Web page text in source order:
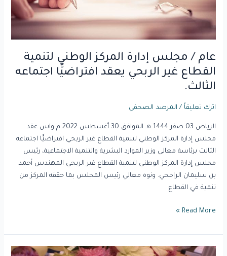
عام / مجلس إدارة المركز الوطني لتنمية
القطاع غير الربحي يعقد افتراضيًّا اجتماعه
الثالث.
اترك تعليقاً / المرصد الصحفي
الرياض 03 صفر 1444 هـ الموافق 30 أغسطس 2022 م واس عقد
مجلس إدارة المركز الوطني لتنمية القطاع غير الربحي افتراضيًّا اجتماعه
الثالث برئاسة معالي وزير الموارد البشرية والتنمية الاجتماعية، رئيس
مجلس إدارة المركز الوطني لتنمية القطاع غير الربحي المهندس أحمد
بن سليمان الراجحي. ونوه معالي رئيس المجلس بما حققه المركز من
تنمية في القطاع
الربحي
يعقد
اجتماعه
الثالث.
Read More »
بالتعاون